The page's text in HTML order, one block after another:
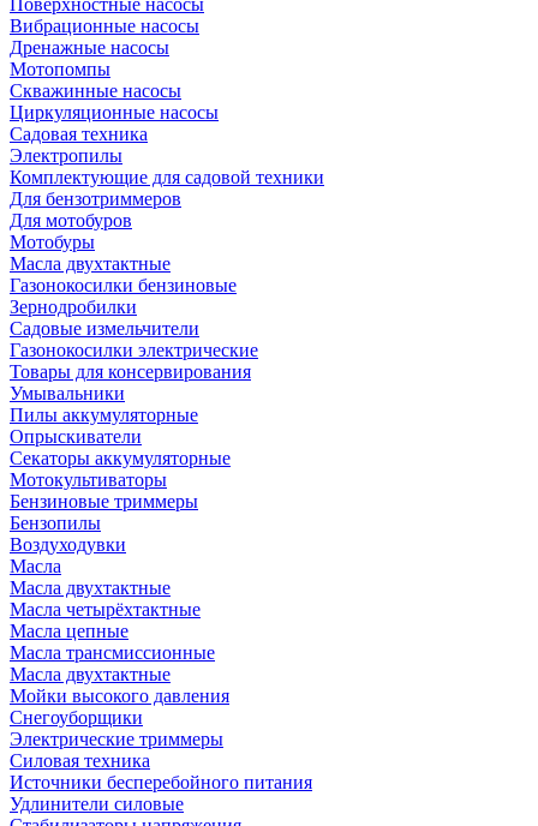
Поверхностные насосы
Вибрационные насосы
Дренажные насосы
Мотопомпы
Скважинные насосы
Циркуляционные насосы
Садовая техника
Электропилы
Комплектующие для садовой техники
Для бензотриммеров
Для мотобуров
Мотобуры
Масла двухтактные
Газонокосилки бензиновые
Зернодробилки
Садовые измельчители
Газонокосилки электрические
Товары для консервирования
Умывальники
Пилы аккумуляторные
Опрыскиватели
Секаторы аккумуляторные
Мотокультиваторы
Бензиновые триммеры
Бензопилы
Воздуходувки
Масла
Масла двухтактные
Масла четырёхтактные
Масла цепные
Масла трансмиссионные
Масла двухтактные
Мойки высокого давления
Снегоуборщики
Электрические триммеры
Силовая техника
Источники бесперебойного питания
Удлинители силовые